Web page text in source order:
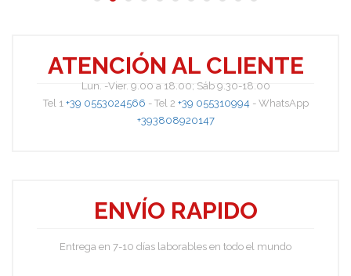
Rada
ATENCIÓN AL CLIENTE
Lun. -Vier. 9.00 a 18.00; Sáb 9.30-18.00
Tel 1 +39 0553024566 - Tel 2 +39 055310994 - WhatsApp
+393808920147
ENVÍO RAPIDO
Entrega en 7-10 días laborables en todo el mundo